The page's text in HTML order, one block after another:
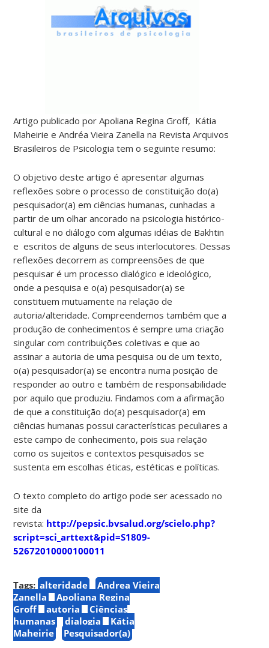
Artigo publicado por Apoliana Regina Groff, Kátia
Maheirie e Andréa Vieira Zanella na Revista Arquivos
Brasileiros de Psicologia tem o seguinte resumo:
O objetivo deste artigo é apresentar algumas
reflexões sobre o processo de constituição do(a)
pesquisador(a) em ciências humanas, cunhadas a
partir de um olhar ancorado na psicologia histórico-
cultural e no diálogo com algumas idéias de Bakhtin
e escritos de alguns de seus interlocutores. Dessas
reflexões decorrem as compreensões de que
pesquisar é um processo dialógico e ideológico,
onde a pesquisa e o(a) pesquisador(a) se
constituem mutuamente na relação de
autoria/alteridade. Compreendemos também que a
produção de conhecimentos é sempre uma criação
singular com contribuições coletivas e que ao
assinar a autoria de uma pesquisa ou de um texto,
o(a) pesquisador(a) se encontra numa posição de
responder ao outro e também de responsabilidade
por aquilo que produziu. Findamos com a afirmação
de que a constituição do(a) pesquisador(a) em
ciências humanas possui características peculiares a
este campo de conhecimento, pois sua relação
como os sujeitos e contextos pesquisados se
sustenta em escolhas éticas, estéticas e políticas.
O texto completo do artigo pode ser acessado no
site da
revista: http://pepsic.bvsalud.org/scielo.php?
script=sci_arttext&pid=S1809-
52672010000100011
Tags: alteridade
Andrea Vieira
Zanella
Apoliana Regina
Groff
autoria
Ciências
humanas
dialogia
Kátia
Maheirie
Pesquisador(a)